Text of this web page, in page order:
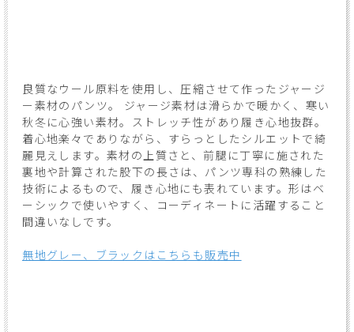
良質なウール原料を使用し、圧縮させて作ったジャージ
ー素材のパンツ。 ジャージ素材は滑らかで暖かく、寒い
秋冬に心強い素材。ストレッチ性があり履き心地抜群。
着心地楽々でありながら、すらっとしたシルエットで綺
麗見えします。素材の上質さと、前腿に丁寧に施された
裏地や計算された股下の長さは、パンツ専科の熟練した
技術によるもので、履き心地にも表れています。形はベ
ーシックで使いやすく、コーディネートに活躍すること
間違いなしです。
無地グレー、ブラックはこちらも販売中